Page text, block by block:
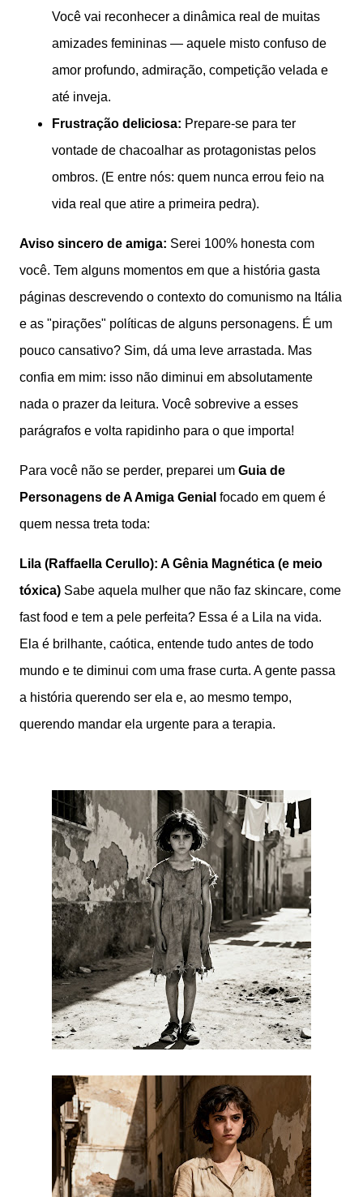
Você vai reconhecer a dinâmica real de muitas
amizades femininas — aquele misto confuso de
amor profundo, admiração, competição velada e
até inveja.
Frustração deliciosa: Prepare-se para ter
vontade de chacoalhar as protagonistas pelos
ombros. (E entre nós: quem nunca errou feio na
vida real que atire a primeira pedra).
Aviso sincero de amiga: Serei 100% honesta com
você. Tem alguns momentos em que a história gasta
páginas descrevendo o contexto do comunismo na Itália
e as "pirações" políticas de alguns personagens. É um
pouco cansativo? Sim, dá uma leve arrastada. Mas
confia em mim: isso não diminui em absolutamente
nada o prazer da leitura. Você sobrevive a esses
parágrafos e volta rapidinho para o que importa!
Para você não se perder, preparei um Guia de
Personagens de A Amiga Genial focado em quem é
quem nessa treta toda:
Lila (Raffaella Cerullo): A Gênia Magnética (e meio
tóxica) Sabe aquela mulher que não faz skincare, come
fast food e tem a pele perfeita? Essa é a Lila na vida.
Ela é brilhante, caótica, entende tudo antes de todo
mundo e te diminui com uma frase curta. A gente passa
a história querendo ser ela e, ao mesmo tempo,
querendo mandar ela urgente para a terapia.